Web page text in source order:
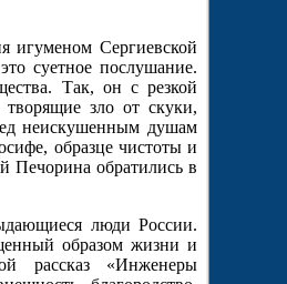
игуменом Сергиевской
суетное послушание.
Так, он с резкой
творящие зло от скуки,
неискушенным душам
образце чистоты и
Печорина обратились в
люди России.
образом жизни и
рассказ «Инженеры